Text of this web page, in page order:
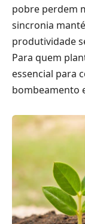
pobre perdem
sincronia
produtividade
Para quem
essencial para
bombeamento